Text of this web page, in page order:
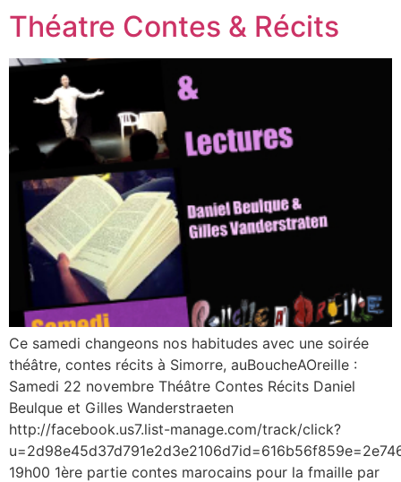
Théatre Contes & Récits
Ce samedi changeons nos habitudes avec une soirée
théâtre, contes récits à Simorre, auBoucheAOreille :
Samedi 22 novembre Théâtre Contes Récits Daniel
Beulque et Gilles Wanderstraeten
http://facebook.us7.list-manage.com/track/click?
19h00 1ère partie contes marocains pour la fmaille par